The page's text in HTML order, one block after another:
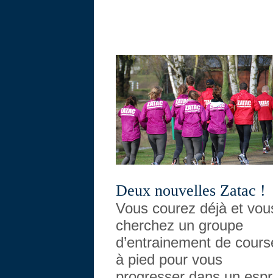
Deux nouvelles Zatac !
Vous courez déjà et
cherchez un groupe
d’entrainement de
à pied pour vous